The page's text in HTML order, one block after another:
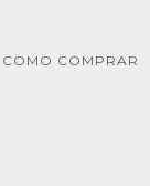
COMO COMPRAR